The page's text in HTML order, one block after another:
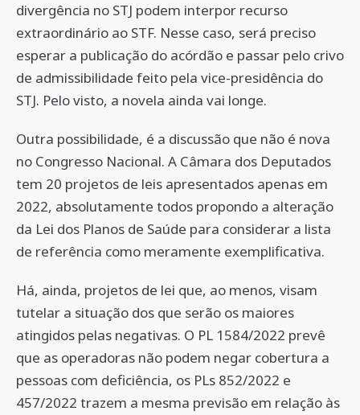
divergência no STJ podem interpor recurso
extraordinário ao STF. Nesse caso, será preciso
esperar a publicação do acórdão e passar pelo crivo
de admissibilidade feito pela vice-presidência do
STJ. Pelo visto, a novela ainda vai longe.
Outra possibilidade, é a discussão que não é nova
no Congresso Nacional. A Câmara dos Deputados
tem 20 projetos de leis apresentados apenas em
2022, absolutamente todos propondo a alteração
da Lei dos Planos de Saúde para considerar a lista
de referência como meramente exemplificativa.
Há, ainda, projetos de lei que, ao menos, visam
tutelar a situação dos que serão os maiores
atingidos pelas negativas. O PL 1584/2022 prevê
que as operadoras não podem negar cobertura a
pessoas com deficiência, os PLs 852/2022 e
457/2022 trazem a mesma previsão em relação às